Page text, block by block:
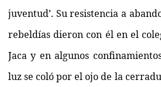
juventud’. Su resistencia a
rebeldías dieron con él en el
Jaca y en algunos
luz se coló por el ojo de la